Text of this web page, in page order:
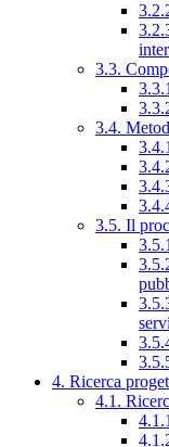
3.3.
3.4.
3.5. Il
4. Ricerca
4.1.